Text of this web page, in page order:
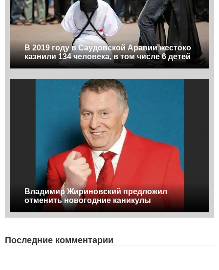
В 2019 году в Саудовской Аравии жестоко
казнили 134 человека, в том числе 6 детей
Владимир Жириновский предложил
отменить новогодние каникулы
Последние комментарии